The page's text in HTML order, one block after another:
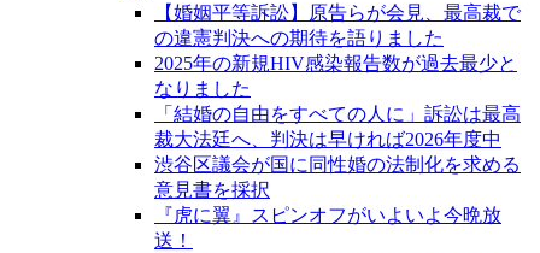
【婚姻平等訴訟】原告らが会見、最高裁で
の違憲判決への期待を語りました
2025年の新規HIV感染報告数が過去最少と
なりました
「結婚の自由をすべての人に」訴訟は最高
裁大法廷へ、判決は早ければ2026年度中
渋谷区議会が国に同性婚の法制化を求める
意見書を採択
『虎に翼』スピンオフがいよいよ今晩放
送！